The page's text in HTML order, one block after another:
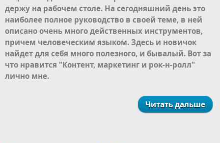
держу на рабочем столе. На сегодняшний день это
наиболее полное руководство в своей теме, в ней
описано очень много действенных инструментов,
причем человеческим языком. Здесь и новичок
найдет для себя много полезного, и бывалый. Вот за
что нравится "Контент, маркетинг и рок-н-ролл"
лично мне.
Читать дальше